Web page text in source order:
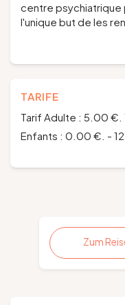
centre psychiatrique
l'unique but de les
TARIFE
Tarif Adulte : 5.00 €.
Enfants : 0.00 €. - 12
Zum